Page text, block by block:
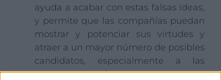
ayuda a acabar con estas falsas ideas,
y permite que las compañías puedan
mostrar y potenciar sus virtudes y
atraer a un mayor número de posibles
candidatos, especialmente a las
nuevas generaciones.